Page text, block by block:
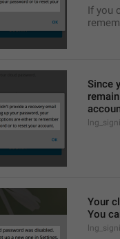
If you
Since
Your
You